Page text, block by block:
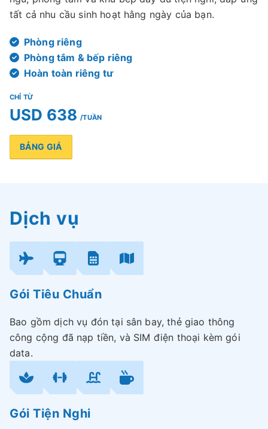
tất cả nhu cầu sinh hoạt hằng ngày của bạn.
Phòng riêng
Phòng tắm & bếp riêng
Hoàn toàn riêng tư
CHỈ TỪ
USD 638 /TUẦN
BẢNG GIÁ
Dịch vụ
Gói Tiêu Chuẩn
Bao gồm dịch vụ đón tại sân bay, thẻ giao thông
công cộng đã nạp tiền, và SIM điện thoại kèm gói
data.
Gói Tiện Nghi